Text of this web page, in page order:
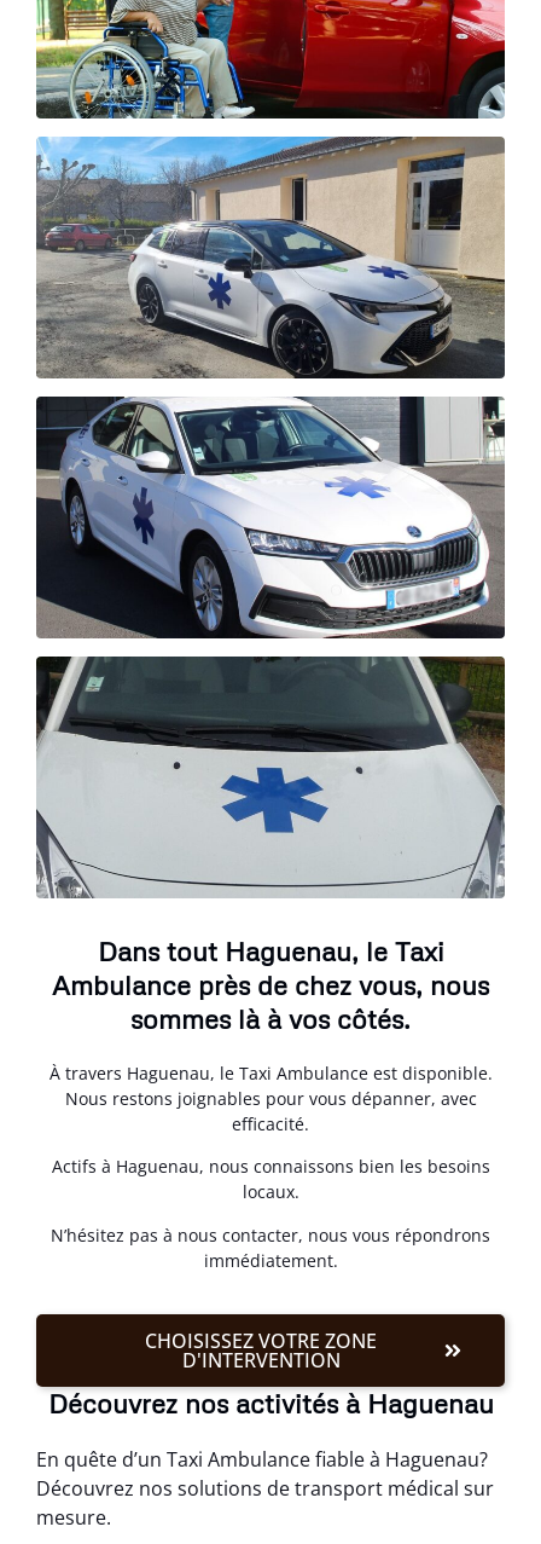
Dans tout Haguenau, le Taxi
Ambulance près de chez vous, nous
sommes là à vos côtés.
À travers Haguenau, le Taxi Ambulance est disponible.
Nous restons joignables pour vous dépanner, avec
efficacité.
Actifs à Haguenau, nous connaissons bien les besoins
locaux.
N’hésitez pas à nous contacter, nous vous répondrons
immédiatement.
CHOISISSEZ VOTRE ZONE
D'INTERVENTION
Découvrez nos activités à Haguenau
En quête d’un Taxi Ambulance fiable à Haguenau?
Découvrez nos solutions de transport médical sur
mesure.